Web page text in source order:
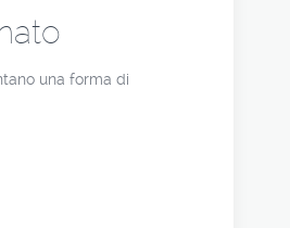
una forma di